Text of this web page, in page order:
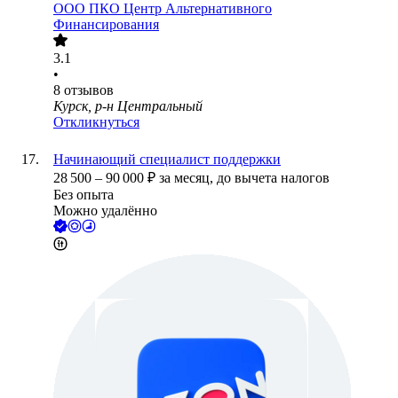
ООО ПКО Центр Альтернативного
Финансирования
3.1
•
8 отзывов
Курск, р-н Центральный
Откликнуться
Начинающий специалист поддержки
28 500 – 90 000 ₽ за месяц, до вычета налогов
Без опыта
Можно удалённо